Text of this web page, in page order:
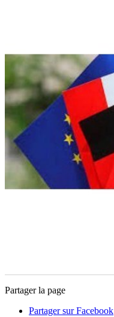
Partager la page
Partager sur Facebook